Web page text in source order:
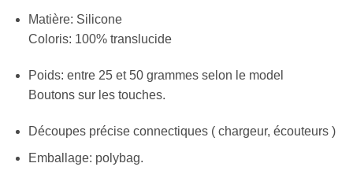
Matière: Silicone
Coloris: 100% translucide
Poids: entre 25 et 50 grammes selon le model
Boutons sur les touches.
Découpes précise connectiques ( chargeur, écouteurs )
Emballage: polybag.